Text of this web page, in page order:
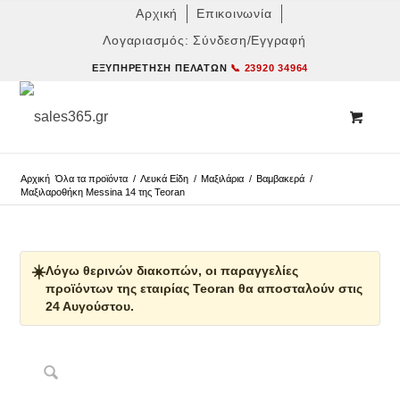
Αρχική
Επικοινωνία
Λογαριασμός: Σύνδεση/Εγγραφή
ΕΞΥΠΗΡΈΤΗΣΗ ΠΕΛΑΤΏΝ 📞 23920 34964
Αρχική Όλα τα προϊόντα / Λευκά Είδη / Μαξιλάρια / Βαμβακερά /
Μαξιλαροθήκη Messina 14 της Teoran
☀️Λόγω θερινών διακοπών, οι παραγγελίες
προϊόντων της εταιρίας Teoran θα αποσταλούν στις
24 Αυγούστου.